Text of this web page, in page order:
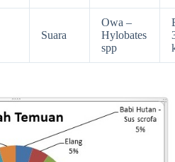
Suara
Owa –
Hylobates
spp